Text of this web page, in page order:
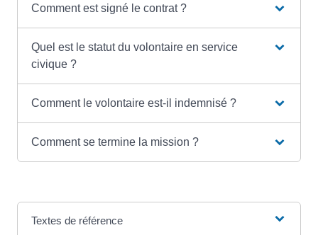
Comment est signé le contrat ?
Quel est le statut du volontaire en service
civique ?
Comment le volontaire est-il indemnisé ?
Comment se termine la mission ?
Textes de référence